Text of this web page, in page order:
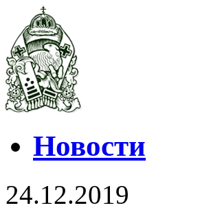
Новости
24.12.2019